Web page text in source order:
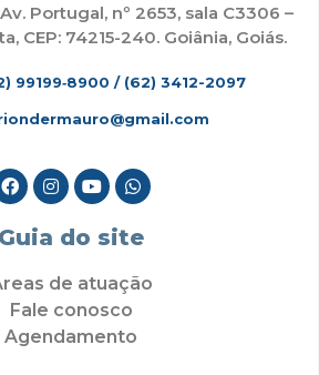
Portugal, nº 2653, sala C3306 –
CEP: 74215-240. Goiânia, Goiás.
99199‑8900 / (62) 3412-2097
Guia do site
de atuação
Fale conosco
Agendamento